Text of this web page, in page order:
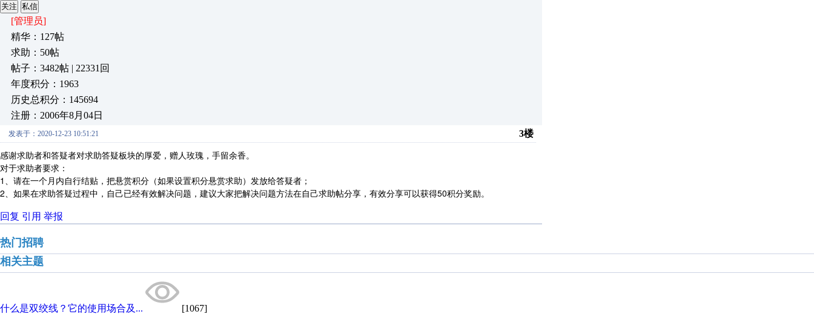
关注 私信
[管理员]
精华：127帖
求助：50帖
帖子：3482帖 | 22331回
年度积分：1963
历史总积分：145694
注册：2006年8月04日
发表于：2020-12-23 10:51:21 3楼
感谢求助者和答疑者对求助答疑板块的厚爱，赠人玫瑰，手留余香。
对于求助者要求：
1、请在一个月内自行结贴，把悬赏积分（如果设置积分悬赏求助）发放给答疑者；
2、如果在求助答疑过程中，自己已经有效解决问题，建议大家把解决问题方法在自己求助帖分享，有效分享可以获得50积分奖励。
回复 引用 举报
热门招聘
相关主题
什么是双绞线？它的使用场合及... [1067]